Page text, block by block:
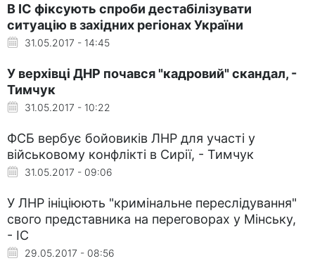
В ІС фіксують спроби дестабілізувати
ситуацію в західних регіонах України
31.05.2017 - 14:45
У верхівці ДНР почався "кадровий" скандал, -
Тимчук
31.05.2017 - 10:22
ФСБ вербує бойовиків ЛНР для участі у
військовому конфлікті в Сирії, - Тимчук
31.05.2017 - 09:06
У ЛНР ініціюють "кримінальне переслідування"
свого представника на переговорах у Мінську,
- ІС
29.05.2017 - 08:56